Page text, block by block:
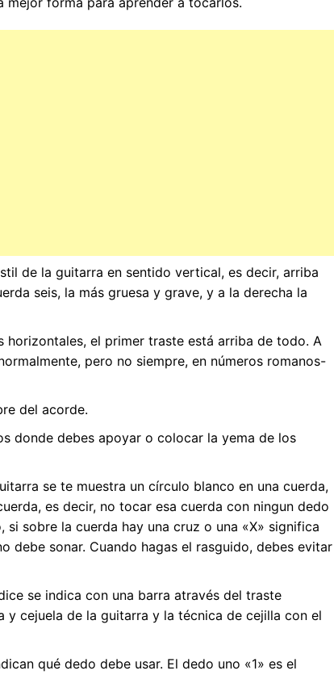
de la guitarra en sentido vertical, es decir, arriba
seis, la más gruesa y grave, y a la derecha la
horizontales, el primer traste está arriba de todo. A
pero no siempre, en números romanos-
del acorde.
donde debes apoyar o colocar la yema de los
se te muestra un círculo blanco en una cuerda,
es decir, no tocar esa cuerda con ningun dedo
sobre la cuerda hay una cruz o una «X» significa
debe sonar. Cuando hagas el rasguido, debes evitar
se indica con una barra através del traste
y cejuela de la guitarra y la técnica de cejilla con el
qué dedo debe usar. El dedo uno «1» es el